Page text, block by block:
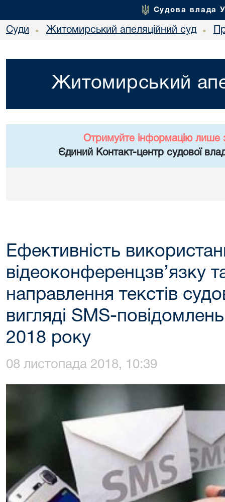
Судова влада
Суди • Житомирський апеляційний суд •
Житомирський
Отримуйте інформацію лише
Єдиний Контакт-центр судової
Ефективність
відеоконференцзв’язку
направлення текстів
вигляді SMS-
2018 року
08 листопада 2018, 10:39